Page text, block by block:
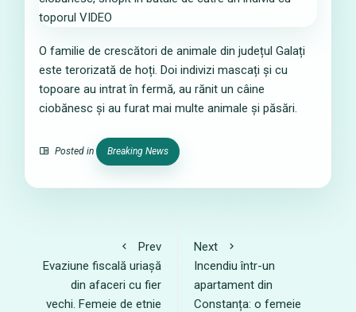
O familie de crescători de animale din județul Galați
este terorizată de hoți. Doi indivizi mascați și cu
topoare au intrat în fermă, au rănit un câine
ciobănesc și au furat mai multe animale și păsări.
Posted in Breaking News
Prev
Evaziune fiscală uriașă
din afaceri cu fier
vechi. Femeie de etnie
Next
Incendiu într-un
apartament din
Constanța: o femeie